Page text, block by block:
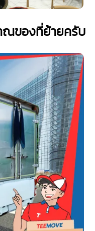
ณของที่ย้ายครับ